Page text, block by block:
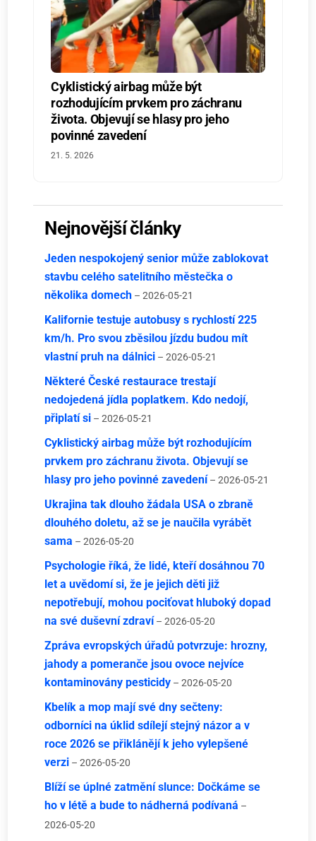
Cyklistický airbag může být
rozhodujícím prvkem pro záchranu
života. Objevují se hlasy pro jeho
povinné zavedení
21. 5. 2026
Nejnovější články
Jeden nespokojený senior může zablokovat
stavbu celého satelitního městečka o
několika domech – 2026-05-21
Kalifornie testuje autobusy s rychlostí 225
km/h. Pro svou zběsilou jízdu budou mít
vlastní pruh na dálnici – 2026-05-21
Některé České restaurace trestají
nedojedená jídla poplatkem. Kdo nedojí,
připlatí si – 2026-05-21
Cyklistický airbag může být rozhodujícím
prvkem pro záchranu života. Objevují se
hlasy pro jeho povinné zavedení – 2026-05-21
Ukrajina tak dlouho žádala USA o zbraně
dlouhého doletu, až se je naučila vyrábět
sama – 2026-05-20
Psychologie říká, že lidé, kteří dosáhnou 70
let a uvědomí si, že je jejich děti již
nepotřebují, mohou pociťovat hluboký dopad
na své duševní zdraví – 2026-05-20
Zpráva evropských úřadů potvrzuje: hrozny,
jahody a pomeranče jsou ovoce nejvíce
kontaminovány pesticidy – 2026-05-20
Kbelík a mop mají své dny sečteny:
odborníci na úklid sdílejí stejný názor a v
roce 2026 se přiklánějí k jeho vylepšené
verzi – 2026-05-20
Blíží se úplné zatmění slunce: Dočkáme se
ho v létě a bude to nádherná podívaná –
2026-05-20